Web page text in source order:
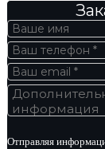
Отправляя